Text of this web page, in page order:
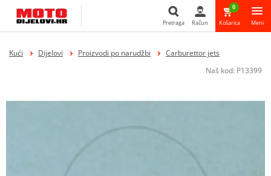
Pretraga
Pretraga Račun
0
Košarica Meni
Kući Dijelovi Proizvodi po narudžbi
Carburettor jets
Naš kod: P13399